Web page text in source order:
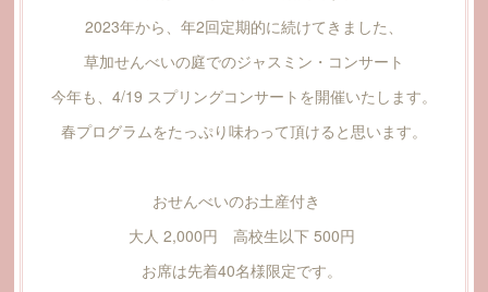
2023年から、年2回定期的に続けてきました、
草加せんべいの庭でのジャスミン・コンサート
今年も、4/19 スプリングコンサートを開催いたします。
春プログラムをたっぷり味わって頂けると思います。
おせんべいのお土産付き
大人 2,000円 高校生以下 500円
お席は先着40名様限定です。